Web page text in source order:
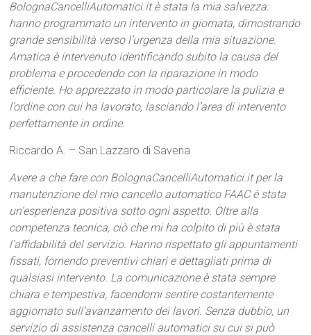
BolognaCancelliAutomatici.it è stata la mia salvezza:
hanno programmato un intervento in giornata, dimostrando
grande sensibilità verso l’urgenza della mia situazione.
Amatica è intervenuto identificando subito la causa del
problema e procedendo con la riparazione in modo
efficiente. Ho apprezzato in modo particolare la pulizia e
l’ordine con cui ha lavorato, lasciando l’area di intervento
perfettamente in ordine.
Riccardo A. – San Lazzaro di Savena
Avere a che fare con BolognaCancelliAutomatici.it per la
manutenzione del mio cancello automatico FAAC è stata
un’esperienza positiva sotto ogni aspetto. Oltre alla
competenza tecnica, ciò che mi ha colpito di più è stata
l’affidabilità del servizio. Hanno rispettato gli appuntamenti
fissati, fornendo preventivi chiari e dettagliati prima di
qualsiasi intervento. La comunicazione è stata sempre
chiara e tempestiva, facendomi sentire costantemente
aggiornato sull’avanzamento dei lavori. Senza dubbio, un
servizio di assistenza cancelli automatici su cui si può